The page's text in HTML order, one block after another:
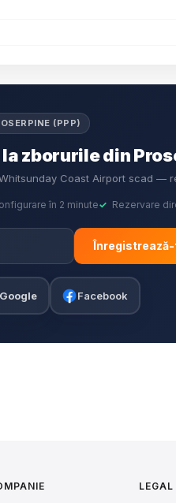
(PPP)
zborurile din
Coast Airport scad —
în 2 minute✓ Rezervare
Google Facebook
LEGAL